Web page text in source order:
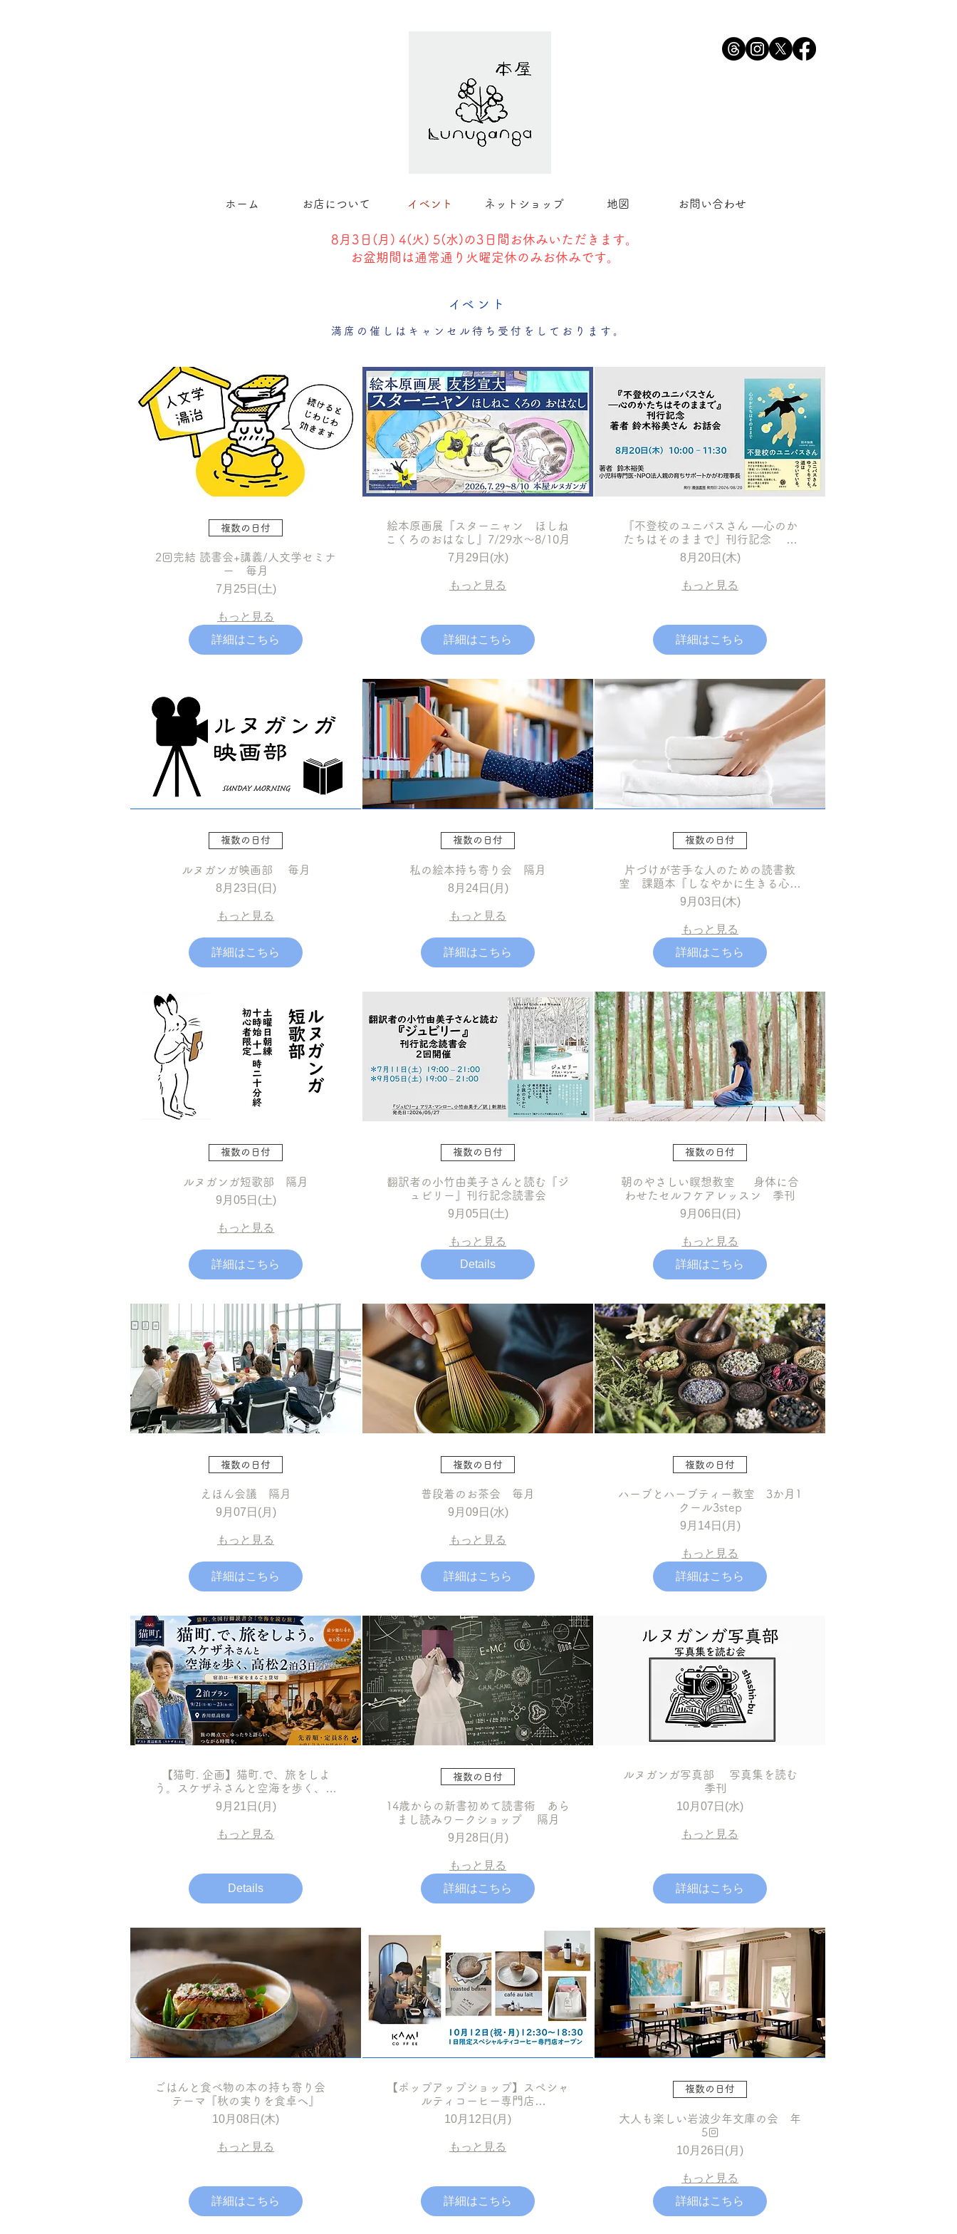
ホーム お店について イベント ネットショップ 地図 お問い合わせ
8月3日( 月) 4(火) 5(水)の3日間お休みいただきます。
​お盆期間は通常通り火曜定休のみお休みです。
​イベント
満席の催しはキャンセル待ち受付をしております。
複数の日付
2回完結 読書会+講義/人文学セミナ
ー 毎月
7月25日(土)
もっと見る
詳細はこちら
絵本原画展『スターニャン ほしね
こくろのおはなし』7/29水～8/10月
7月29日(水)
もっと見る
詳細はこちら
『不登校のユニパスさん ―心のか
たちはそのままで』刊行記念 著
者 鈴木裕美さんお話会
8月20日(木)
もっと見る
詳細はこちら
複数の日付
ルヌガンガ映画部 毎月
8月23日(日)
もっと見る
詳細はこちら
複数の日付
私の絵本持ち寄り会 隔月
8月24日(月)
もっと見る
詳細はこちら
複数の日付
片づけが苦手な人のための読書教
室 課題本『しなやかに生きる心の
片づけ』奇数月
9月03日(木)
もっと見る
詳細はこちら
複数の日付
ルヌガンガ短歌部 隔月
9月05日(土)
もっと見る
詳細はこちら
複数の日付
翻訳者の小竹由美子さんと読む『ジ
ュビリー』刊行記念読書会
9月05日(土)
もっと見る
Details
複数の日付
朝のやさしい瞑想教室 身体に合
わせたセルフケアレッスン 季刊
9月06日(日)
もっと見る
詳細はこちら
複数の日付
えほん会議 隔月
9月07日(月)
もっと見る
詳細はこちら
複数の日付
普段着のお茶会 毎月
9月09日(水)
もっと見る
詳細はこちら
複数の日付
ハーブとハーブティー教室 3か月1
クール3step
9月14日(月)
もっと見る
詳細はこちら
【猫町. 企画】猫町.で、旅をしよ
う。スケザネさんと空海を歩く、高
松2泊3日
9月21日(月)
もっと見る
Details
複数の日付
14歳からの新書初めて読書術 あら
まし読みワークショップ 隔月
9月28日(月)
もっと見る
詳細はこちら
ルヌガンガ写真部 写真集を読む
季刊
10月07日(水)
もっと見る
詳細はこちら
ごはんと食べ物の本の持ち寄り会
テーマ『秋の実りを食卓へ』
10月08日(木)
もっと見る
詳細はこちら
【ポップアップショップ】スペシャ
ルティコーヒー専門店
KAMICOFFEE・1日限定カフェオー
プン
10月12日(月)
もっと見る
詳細はこちら
複数の日付
大人も楽しい岩波少年文庫の会 年
5回
10月26日(月)
もっと見る
詳細はこちら